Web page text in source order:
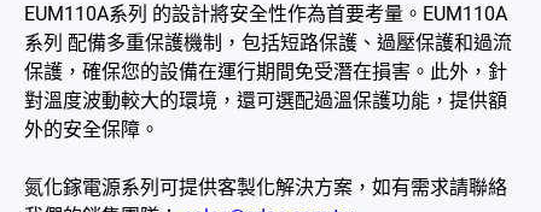
EUM110A系列 的設計將安全性作為首要考量。EUM110A
系列 配備多重保護機制，包括短路保護、過壓保護和過流
保護，確保您的設備在運行期間免受潛在損害。此外，針
對溫度波動較大的環境，還可選配過溫保護功能，提供額
外的安全保障。
氮化鎵電源系列可提供客製化解決方案，如有需求請聯絡